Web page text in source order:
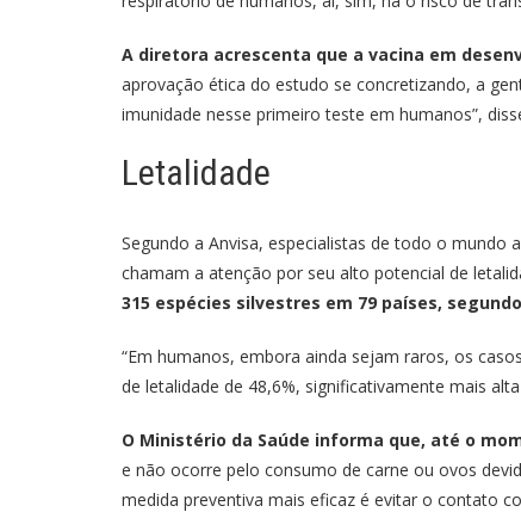
A diretora acrescenta que a vacina em
aprovação ética do estudo se concretizando, a
imunidade nesse primeiro teste em humanos”,
Letalidade
Segundo a Anvisa, especialistas de todo o mundo
chamam a atenção por seu alto potencial de
315 espécies silvestres em 79 países,
“Em humanos, embora ainda sejam raros, os
de letalidade de 48,6%, significativamente mais
O Ministério da Saúde informa que, até o
e não ocorre pelo consumo de carne ou ovos
medida preventiva mais eficaz é evitar o contato